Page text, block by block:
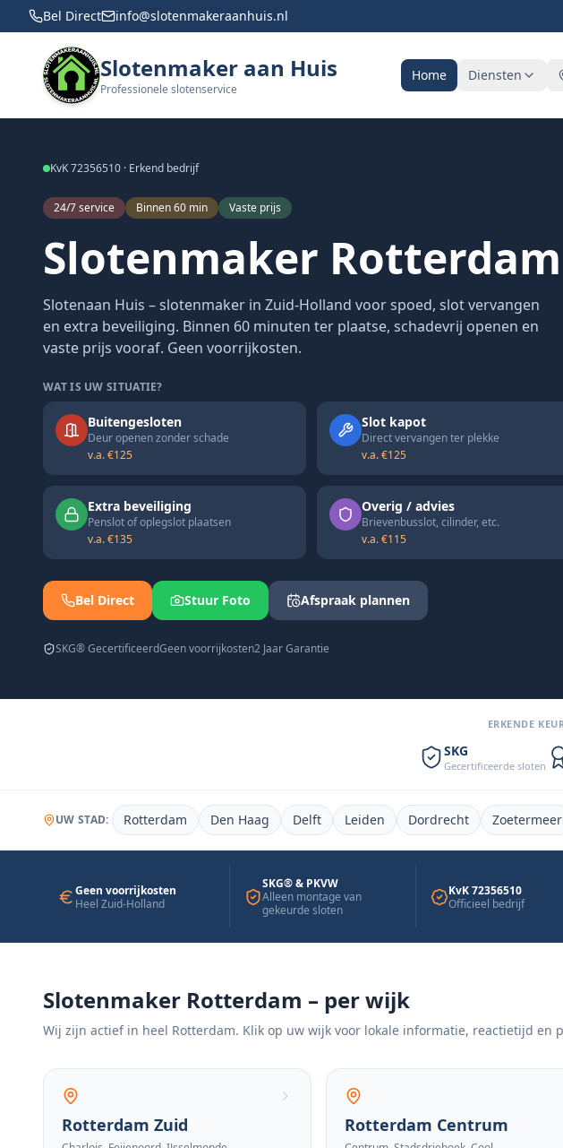
Bel Direct info@slotenmakeraanhuis.nl
Slotenmaker aan Huis
Professionele slotenservice
Home Diensten
KvK 72356510 · Erkend bedrijf
24/7 service Binnen 60 min Vaste prijs
Slotenmaker Rotterdam
Slotenaan Huis – slotenmaker in Zuid-Holland voor spoed, slot vervangen
en extra beveiliging. Binnen 60 minuten ter plaatse, schadevrij openen en
vaste prijs vooraf. Geen voorrijkosten.
WAT IS UW SITUATIE?
Buitengesloten
Deur openen zonder schade
v.a. €125
Slot kapot
Direct vervangen ter plekke
v.a. €125
Extra beveiliging
Penslot of oplegslot plaatsen
v.a. €135
Overig / advies
Brievenbusslot, cilinder, etc.
v.a. €115
Bel Direct Stuur Foto Afspraak plannen
SKG® GecertificeerdGeen voorrijkosten2 Jaar Garantie
ERKENDE
SKG
Gecertificeerde sloten
UW STAD: Rotterdam Den Haag Delft Leiden Dordrecht Zoetermeer
Geen voorrijkosten
Heel Zuid-Holland
SKG® & PKVW
Alleen montage van
gekeurde sloten
KvK 72356510
Officieel bedrijf
Slotenmaker Rotterdam – per wijk
Wij zijn actief in heel Rotterdam. Klik op uw wijk voor lokale informatie, reactietijd en
Rotterdam Zuid Rotterdam Centrum